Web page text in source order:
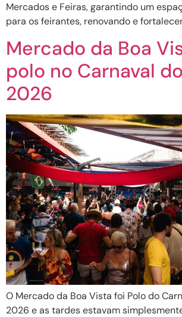
Mercados e Feiras, garantindo um
para os feirantes, renovando e
Mercado da Boa
polo no Carnaval
2026
O Mercado da Boa Vista foi Polo do
2026 e as tardes estavam